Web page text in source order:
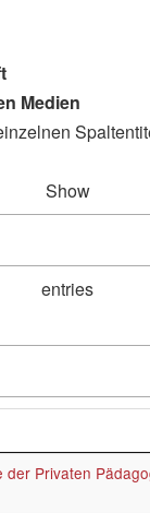
Medien
Show
entries
der Privaten